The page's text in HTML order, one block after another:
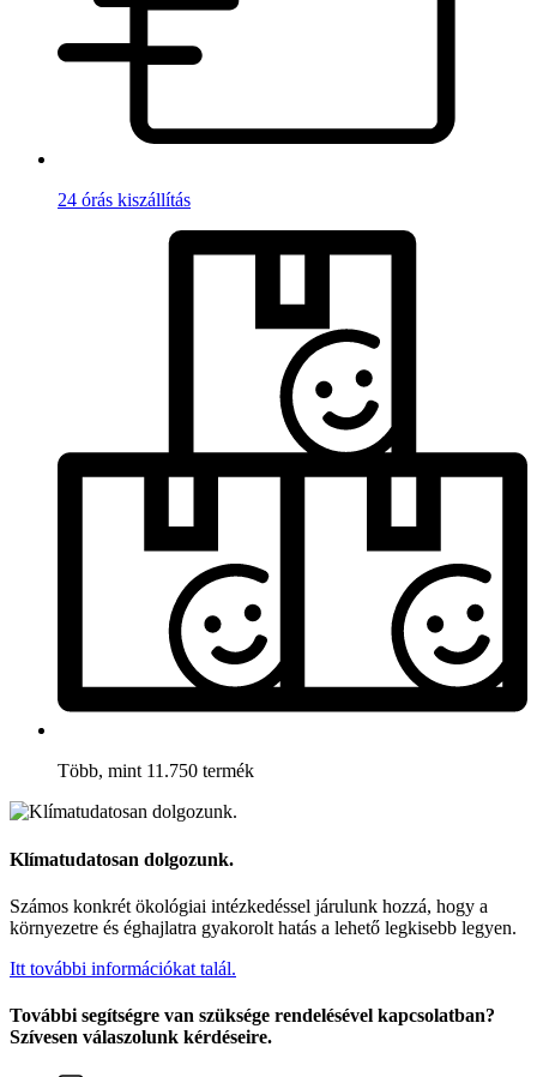
24 órás kiszállítás
Több, mint 11.750 termék
Klímatudatosan dolgozunk.
Számos konkrét ökológiai intézkedéssel járulunk hozzá, hogy a
környezetre és éghajlatra gyakorolt hatás a lehető legkisebb legyen.
Itt további információkat talál.
További segítségre van szüksége rendelésével kapcsolatban?
Szívesen válaszolunk kérdéseire.